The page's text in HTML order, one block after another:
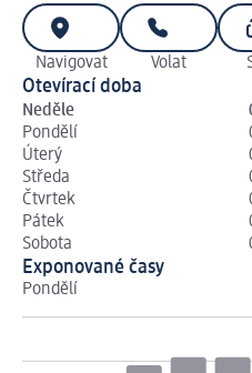
Navigovat Volat
Otevírací doba
Neděle
Pondělí
Úterý
Středa
Čtvrtek
Pátek
Sobota
Exponované časy
Pondělí